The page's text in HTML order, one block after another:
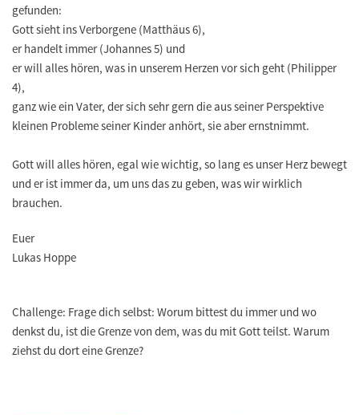
gefunden:
Gott sieht ins Verborgene (Matthäus 6),
er handelt immer (Johannes 5) und
er will alles hören, was in unserem Herzen vor sich geht (Philipper
4),
ganz wie ein Vater, der sich sehr gern die aus seiner Perspektive
kleinen Probleme seiner Kinder anhört, sie aber ernstnimmt.
Gott will alles hören, egal wie wichtig, so lang es unser Herz bewegt
und er ist immer da, um uns das zu geben, was wir wirklich
brauchen.
Euer
Lukas Hoppe
Challenge: Frage dich selbst: Worum bittest du immer und wo
denkst du, ist die Grenze von dem, was du mit Gott teilst. Warum
ziehst du dort eine Grenze?